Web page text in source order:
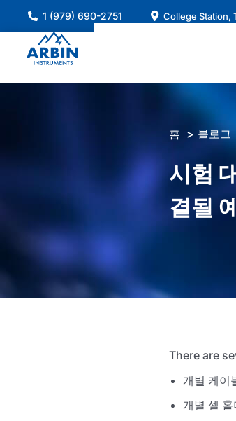
건
1 (979) 690-2751 College Station,
홈 블로그
시험
결될
There are
개별 케이
개별 셀